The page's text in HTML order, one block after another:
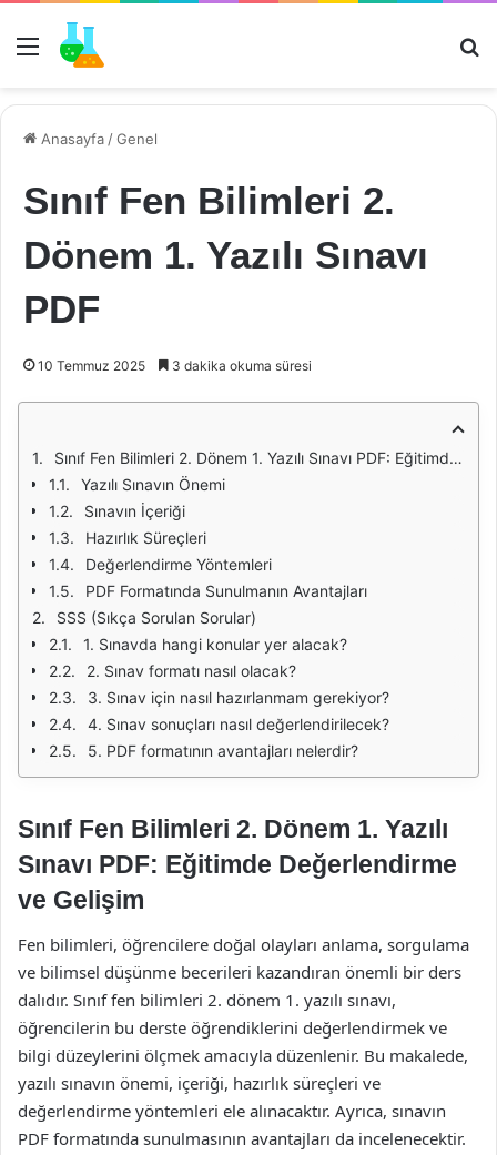
Menü
Anasayfa /Genel
Sınıf Fen Bilimleri 2.
Dönem 1. Yazılı Sınavı
PDF
10 Temmuz 2025 3 dakika okuma süresi
Sınıf Fen Bilimleri 2. Dönem 1. Yazılı Sınavı PDF: Eğitimde Değerlendirme ve Gelişim
Yazılı Sınavın Önemi
Sınavın İçeriği
Hazırlık Süreçleri
Değerlendirme Yöntemleri
PDF Formatında Sunulmanın Avantajları
SSS (Sıkça Sorulan Sorular)
1. Sınavda hangi konular yer alacak?
2. Sınav formatı nasıl olacak?
3. Sınav için nasıl hazırlanmam gerekiyor?
4. Sınav sonuçları nasıl değerlendirilecek?
5. PDF formatının avantajları nelerdir?
Sınıf Fen Bilimleri 2. Dönem 1. Yazılı
Sınavı PDF: Eğitimde Değerlendirme
ve Gelişim
Fen bilimleri, öğrencilere doğal olayları anlama, sorgulama
ve bilimsel düşünme becerileri kazandıran önemli bir ders
dalıdır. Sınıf fen bilimleri 2. dönem 1. yazılı sınavı,
öğrencilerin bu derste öğrendiklerini değerlendirmek ve
bilgi düzeylerini ölçmek amacıyla düzenlenir. Bu makalede,
yazılı sınavın önemi, içeriği, hazırlık süreçleri ve
değerlendirme yöntemleri ele alınacaktır. Ayrıca, sınavın
PDF formatında sunulmasının avantajları da incelenecektir.